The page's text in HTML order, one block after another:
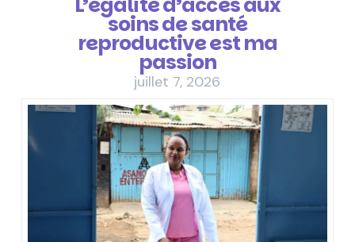
soins de santé
reproductive est ma
passion
juillet 7, 2026